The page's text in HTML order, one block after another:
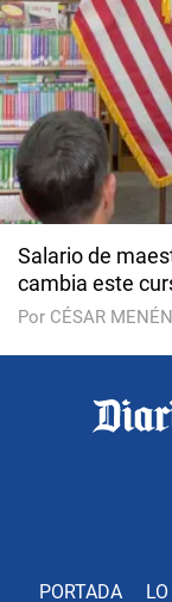
Salario de
cambia este
Por CÉSAR
PORTADA